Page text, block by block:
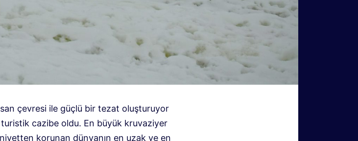
çevresi ile güçlü bir tezat oluşturuyor
cazibe oldu. En büyük kruvaziyer
korunan dünyanın en uzak ve en